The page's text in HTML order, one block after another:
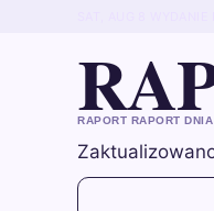
RAPORT RAPORT DNIA